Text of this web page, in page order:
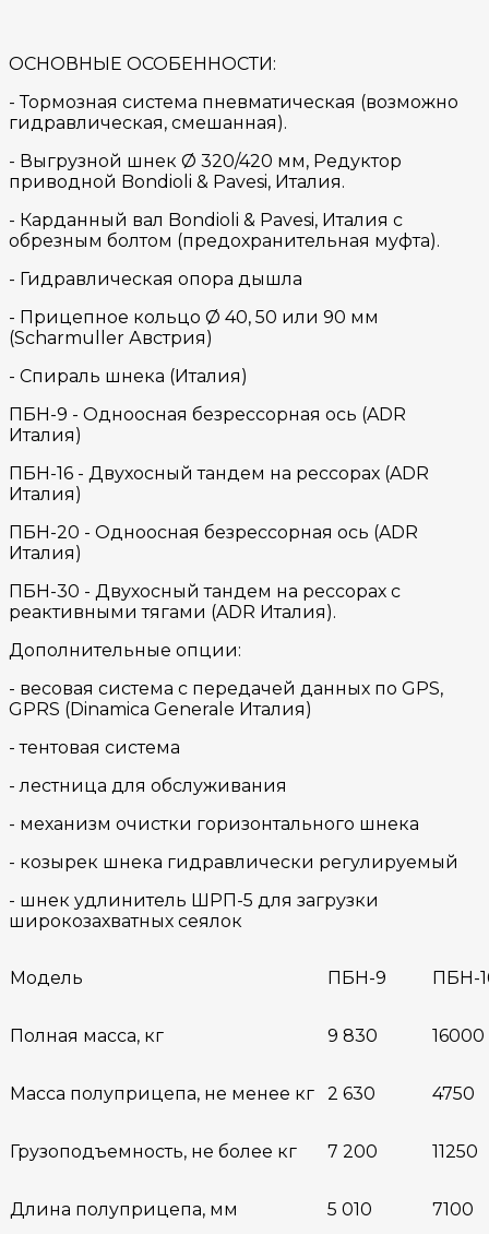
ОСНОВНЫЕ ОСОБЕННОСТИ:
- Тормозная система пневматическая (возможно
гидравлическая, смешанная).
- Выгрузной шнек Ø 320/420 мм, Редуктор
приводной Bondioli & Pavesi, Италия.
- Карданный вал Bondioli & Pavesi, Италия с
обрезным болтом (предохранительная муфта).
- Гидравлическая опора дышла
- Прицепное кольцо Ø 40, 50 или 90 мм
(Scharmuller Австрия)
- Спираль шнека (Италия)
ПБН-9 - Одноосная безрессорная ось (ADR
Италия)
ПБН-16 - Двухосный тандем на рессорах (ADR
Италия)
ПБН-20 - Одноосная безрессорная ось (ADR
Италия)
ПБН-30 - Двухосный тандем на реcсорах с
реактивными тягами (ADR Италия).
Дополнительные опции:
- весовая система с передачей данных по GPS,
GPRS (Dinamica Generale Италия)
- тентовая система
- лестница для обслуживания
- механизм очистки горизонтального шнека
- козырек шнека гидравлически регулируемый
- шнек удлинитель ШРП-5 для загрузки
широкозахватных сеялок
Модель ПБН-9 ПБН-
Полная масса, кг 9 830 16000
Масса полуприцепа, не менее кг 2 630 4750
Грузоподъемность, не более кг 7 200 11250
Длина полуприцепа, мм 5 010 7100